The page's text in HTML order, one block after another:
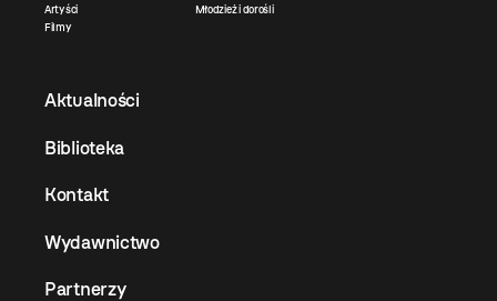
Artyści
Filmy
Młodzież i dorośli
Aktualności
Biblioteka
Kontakt
Wydawnictwo
Partnerzy